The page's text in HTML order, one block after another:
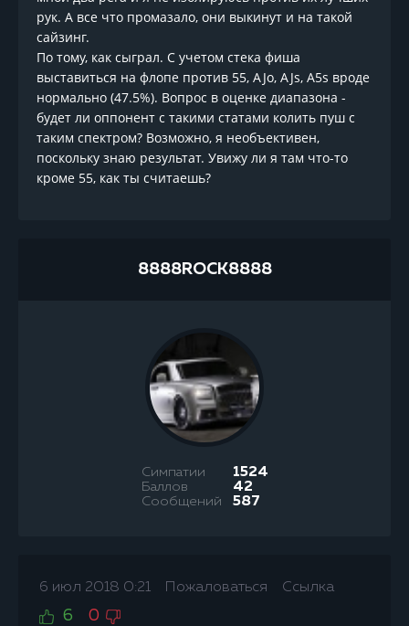
рук. А все что промазало, они выкинут и на такой
сайзинг.
По тому, как сыграл. С учетом стека фиша
выставиться на флопе против 55, AJo, AJs, A5s вроде
нормально (47.5%). Вопрос в оценке диапазона -
будет ли оппонент с такими статами колить пуш с
таким спектром? Возможно, я необъективен,
поскольку знаю результат. Увижу ли я там что-то
кроме 55, как ты считаешь?
8888ROCK8888
Симпатии 1524
Баллов 42
Сообщений 587
6 июл 2018 0:21 Пожаловаться Ссылка
6 0